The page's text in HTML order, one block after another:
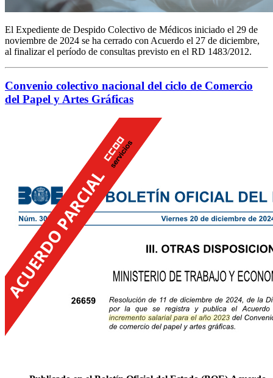
El Expediente de Despido Colectivo de Médicos iniciado el 29 de
noviembre de 2024 se ha cerrado con Acuerdo el 27 de diciembre,
al finalizar el período de consultas previsto en el RD 1483/2012.
Convenio colectivo nacional del ciclo de Comercio
del Papel y Artes Gráficas